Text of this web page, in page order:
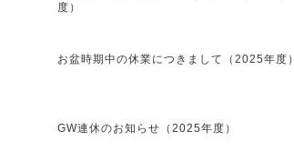
度）
お盆時期中の休業につきまして（2025年度）
GW連休のお知らせ（2025年度）